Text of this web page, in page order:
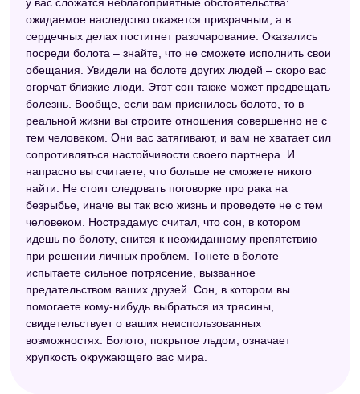
у вас сложатся неблагоприятные обстоятельства:
ожидаемое наследство окажется призрачным, а в
сердечных делах постигнет разочарование. Оказались
посреди болота – знайте, что не сможете исполнить свои
обещания. Увидели на болоте других людей – скоро вас
огорчат близкие люди. Этот сон также может предвещать
болезнь. Вообще, если вам приснилось болото, то в
реальной жизни вы строите отношения совершенно не с
тем человеком. Они вас затягивают, и вам не хватает сил
сопротивляться настойчивости своего партнера. И
напрасно вы считаете, что больше не сможете никого
найти. Не стоит следовать поговорке про рака на
безрыбье, иначе вы так всю жизнь и проведете не с тем
человеком. Нострадамус считал, что сон, в котором
идешь по болоту, снится к неожиданному препятствию
при решении личных проблем. Тонете в болоте –
испытаете сильное потрясение, вызванное
предательством ваших друзей. Сон, в котором вы
помогаете кому-нибудь выбраться из трясины,
свидетельствует о ваших неиспользованных
возможностях. Болото, покрытое льдом, означает
хрупкость окружающего вас мира.